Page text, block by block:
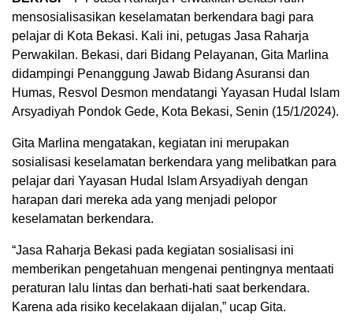
mensosialisasikan keselamatan berkendara bagi para
pelajar di Kota Bekasi. Kali ini, petugas Jasa Raharja
Perwakilan. Bekasi, dari Bidang Pelayanan, Gita Marlina
didampingi Penanggung Jawab Bidang Asuransi dan
Humas, Resvol Desmon mendatangi Yayasan Hudal Islam
Arsyadiyah Pondok Gede, Kota Bekasi, Senin (15/1/2024).
Gita Marlina mengatakan, kegiatan ini merupakan
sosialisasi keselamatan berkendara yang melibatkan para
pelajar dari Yayasan Hudal Islam Arsyadiyah dengan
harapan dari mereka ada yang menjadi pelopor
keselamatan berkendara.
“Jasa Raharja Bekasi pada kegiatan sosialisasi ini
memberikan pengetahuan mengenai pentingnya mentaati
peraturan lalu lintas dan berhati-hati saat berkendara.
Karena ada risiko kecelakaan dijalan,” ucap Gita.